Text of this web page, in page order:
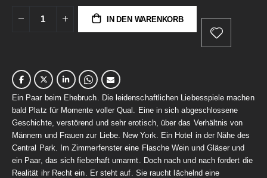
IN DEN WARENKORB
Ein Paar beim Ehebruch. Die leidenschaftlichen Liebesspiele machen
bald Platz für Momente voller Qual. Eine in sich abgeschlossene
Geschichte, verstörend und sehr erotisch, über das Verhältnis von
Männern und Frauen zur Liebe. New York. Ein Hotel in der Nähe des
Central Park. Im Zimmerfenster eine Flasche Wein und Gläser und
ein Paar, das sich fieberhaft umarmt. Doch nach und nach fordert die
Realität ihr Recht ein. Er steht auf. Sie raucht lächelnd eine